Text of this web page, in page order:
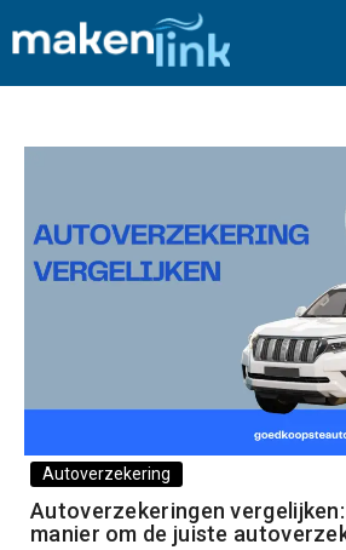
Autoverzekering
Autoverzekeringen
manier om de juiste